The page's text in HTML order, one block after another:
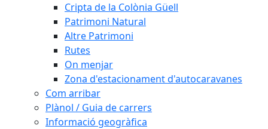
Cripta de la Colònia Güell
Patrimoni Natural
Altre Patrimoni
Rutes
On menjar
Zona d'estacionament d'autocaravanes
Com arribar
Plànol / Guia de carrers
Informació geogràfica